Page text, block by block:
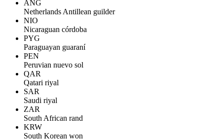
ANG
Netherlands Antillean guilder
NIO
Nicaraguan córdoba
PYG
Paraguayan guaraní
PEN
Peruvian nuevo sol
QAR
Qatari riyal
SAR
Saudi riyal
ZAR
South African rand
KRW
South Korean won